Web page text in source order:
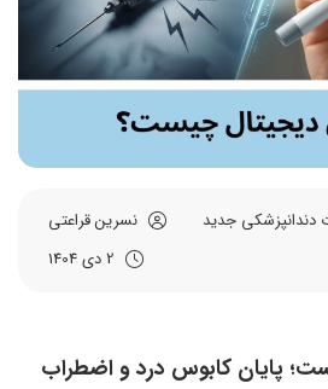
دندانپزشکی جدید
نسرین قراعتی
پایان کابوس درد و اضطراب